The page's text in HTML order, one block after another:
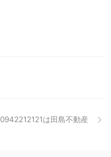
0942212121は田島不動産